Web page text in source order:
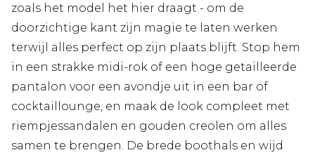
zoals het model het hier draagt - om de
doorzichtige kant zijn magie te laten werken
terwijl alles perfect op zijn plaats blijft. Stop hem
in een strakke midi-rok of een hoge getailleerde
pantalon voor een avondje uit in een bar of
cocktaillounge, en maak de look compleet met
riempjessandalen en gouden creolen om alles
samen te brengen. De brede boothals en wijd